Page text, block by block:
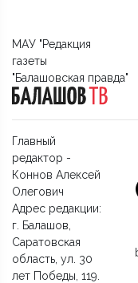
МАУ "Редакция
газеты
"Балашовская правда"
Главный
редактор -
Коннов Алексей
Олегович
Адрес редакции:
г. Балашов,
Саратовская
область, ул. 30
лет Победы, 119.